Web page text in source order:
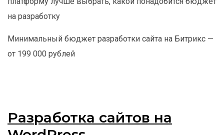
на разработку
Минимальный бюджет разработки сайта на Битрикс —
от 199 000 рублей
Разработка сайтов на